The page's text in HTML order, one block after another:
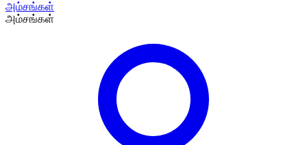
அம்சங்கள்
அம்சங்கள்